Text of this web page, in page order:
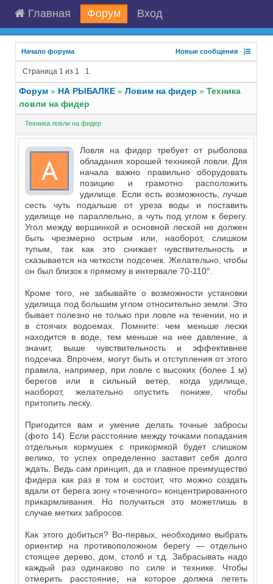
Главная Форум Вход
Начало форума Новые сообщения ·
Страница 1 из 1 1
Форум » НА РЫБАЛКЕ » Ловим на фидер » Техника
ловли на фидер
Техника ловли на фидер
Ловля на фидер требует от рыболова
обладания хорошей техникой ловли. Для
начала важно правильно оборудовать
позицию и грамотно расположить
удилище. Если есть возможность, лучше
сесть чуть подальше от уреза воды и поставить
удилище не параллельно, а чуть под углом к берегу.
Угол между вершинкой и основной леской не должен
быть чрезмерно острым или, наоборот, слишком
тупым, так как это снижает чувствительность и
сказывается на четкости подсечек. Желательно, чтобы
он был близок к прямому в интервале 70-110°.
Кроме того, не забывайте о возможности установки
удилища под большим углом относительно земли. Это
бывает полезно не только при ловле на течении, но и
в стоячих водоемах. Помните: чем меньше лески
находится в воде, тем меньше на нее давление, а
значит, выше чувствительность и эффективнее
подсечка. Впрочем, могут быть и отступления от этого
правила, например, при ловле с высоких (более 1 м)
берегов или в сильный ветер, когда удилище,
наоборот, желательно опустить пониже, чтобы
притопить леску.
Пригодится вам и умение делать точные забросы
(фото 14). Если расстояние между точками попадания
отдельных кормушек с прикормкой будет слишком
велико, то успех определенно заставит себя долго
ждать. Ведь сам принцип, да и главное преимущество
фидера как раз в том и состоит, что можно создать
вдали от берега зону «точечного» концентрированного
прикармливания. Но получиться это можетлишь в
случае метких забросов.
Как этого добиться? Во-первых, необходимо выбрать
ориентир на противоположном берегу — отдельно
стоящее дерево, дом, столб и т.д. Забрасывать надо
каждый раз одинаково по силе и технике. Чтобы
отмерить расстояние, на которое должна лететь